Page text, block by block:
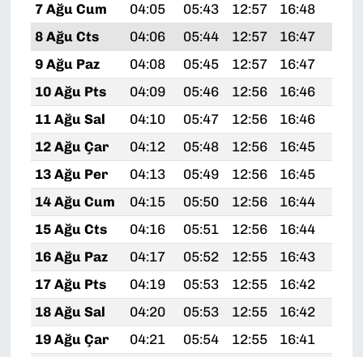
7 Ağu Cum
04:05 05:43 12:57 16:48
8 Ağu Cts
04:06 05:44 12:57 16:47
9 Ağu Paz
04:08 05:45 12:57 16:47
10 Ağu Pts
04:09 05:46 12:56 16:46
11 Ağu Sal
04:10 05:47 12:56 16:46
12 Ağu Çar
04:12 05:48 12:56 16:45
13 Ağu Per
04:13 05:49 12:56 16:45
14 Ağu Cum
04:15 05:50 12:56 16:44
15 Ağu Cts
04:16 05:51 12:56 16:44
16 Ağu Paz
04:17 05:52 12:55 16:43
17 Ağu Pts
04:19 05:53 12:55 16:42
18 Ağu Sal
04:20 05:53 12:55 16:42
19 Ağu Çar
04:21 05:54 12:55 16:41